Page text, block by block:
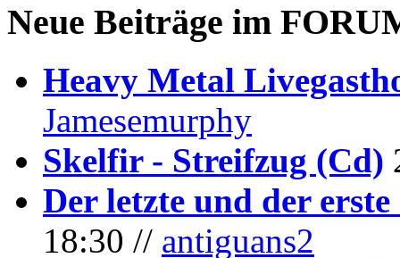
Neue Beiträge im
Heavy Metal
Jamesemurphy
Skelfir - Streifzug (Cd)
Der letzte und der erste
18:30 // antiguans2